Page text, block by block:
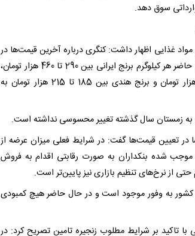
سوق دهد.
غذایی اظهار داشت: کنگری درباره آخرین قیمت‌ها در
بازار عمده‌فروشی بیان کرد: در حال حاضر هر کیلوگرم برنج ایرانی بین 290 تا 460 هزار تومان،
برنج پاکستانی بین 185 تا 265 هزار تومان و برنج هندی بین 185 تا 215 هزار تومان به
به زمستان سال گذشته تغییر محسوسی نداشته است.
در تعیین قیمت‌ها گفت: در شرایط فعلی میزان عرضه از
شده بنکداران به صورت رقابتی اقدام به فروش
از نرخ‌های تنظیم بازاری نیز پایین‌تر است.
کشور به وفور موجود است و در حال حاضر هیچ کمبودی
با تاکید بر شرایط مطلوب زنجیره تامین تصریح کرد: در